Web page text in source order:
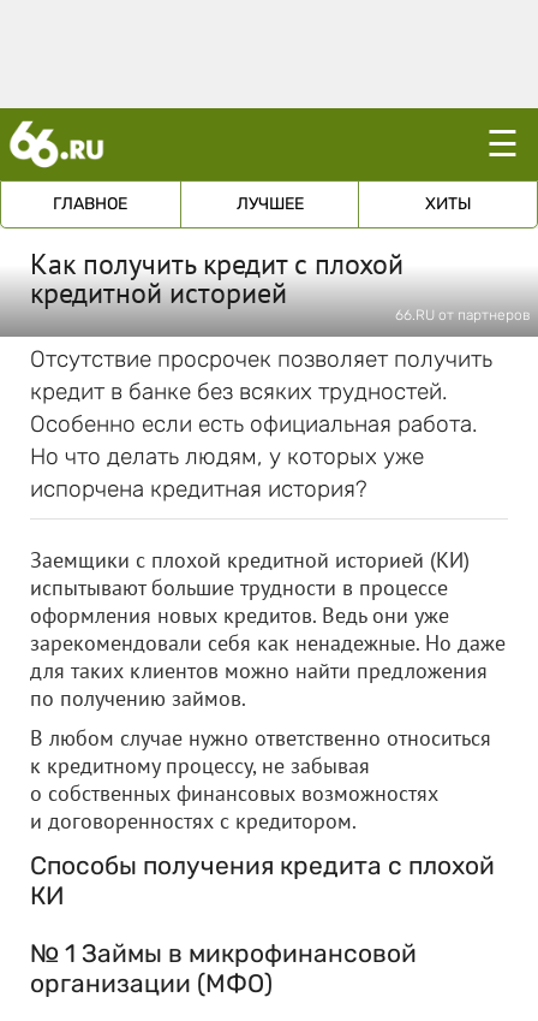
☰
ГЛАВНОЕ ЛУЧШЕЕ ХИТЫ
Как получить кредит с плохой
кредитной историей
66.RU от партнеров
Отсутствие просрочек позволяет получить
кредит в банке без всяких трудностей.
Особенно если есть официальная работа.
Но что делать людям, у которых уже
испорчена кредитная история?
Заемщики с плохой кредитной историей (КИ)
испытывают большие трудности в процессе
оформления новых кредитов. Ведь они уже
зарекомендовали себя как ненадежные. Но даже
для таких клиентов можно найти предложения
по получению займов.
В любом случае нужно ответственно относиться
к кредитному процессу, не забывая
о собственных финансовых возможностях
и договоренностях с кредитором.
Способы получения кредита с плохой
КИ
№ 1 Займы в микрофинансовой
организации (МФО)